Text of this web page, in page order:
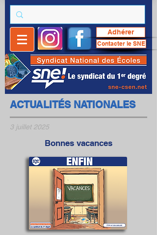
Adhérer
Contacter le SNE
ACTUALITÉS NATIONALES
3 juillet 2025
Bonnes vacances